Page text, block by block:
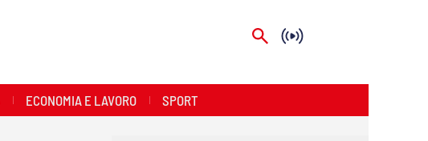
ECONOMIA E LAVORO SPORT